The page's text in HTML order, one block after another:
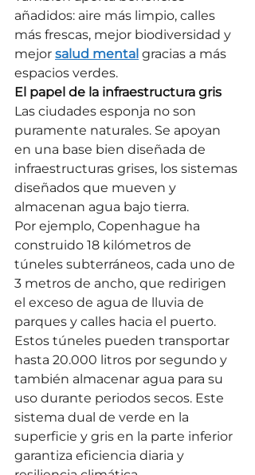
añadidos: aire más limpio, calles
más frescas, mejor biodiversidad y
mejor salud mental gracias a más
espacios verdes.
El papel de la infraestructura gris
Las ciudades esponja no son
puramente naturales. Se apoyan
en una base bien diseñada de
infraestructuras grises, los sistemas
diseñados que mueven y
almacenan agua bajo tierra.
Por ejemplo, Copenhague ha
construido 18 kilómetros de
túneles subterráneos, cada uno de
3 metros de ancho, que redirigen
el exceso de agua de lluvia de
parques y calles hacia el puerto.
Estos túneles pueden transportar
hasta 20.000 litros por segundo y
también almacenar agua para su
uso durante periodos secos. Este
sistema dual de verde en la
superficie y gris en la parte inferior
garantiza eficiencia diaria y